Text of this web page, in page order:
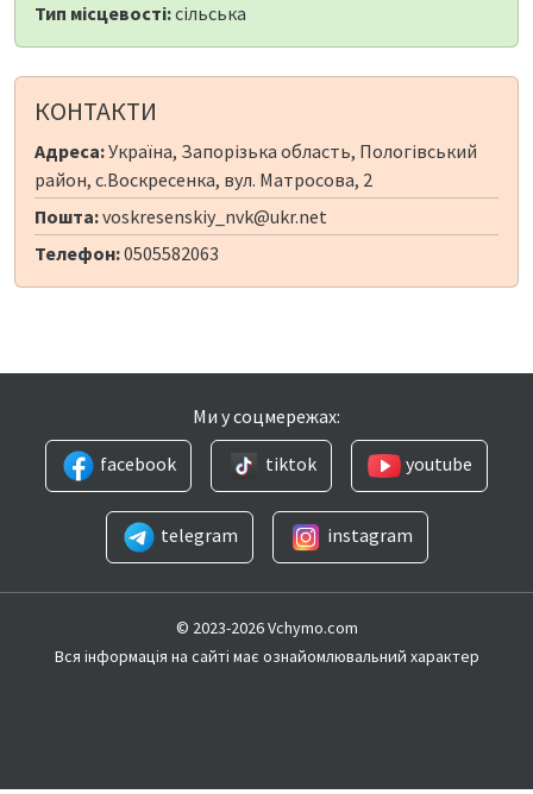
Тип місцевості:сільська
КОНТАКТИ
Адреса:Україна, Запорізька область, Пологівський
район, с.Воскресенка, вул. Матросова, 2
Пошта:voskresenskiy_nvk@ukr.net
Телефон:0505582063
Ми у соцмережах:
facebook
tiktok youtube
telegram instagram
© 2023-2026 Vchymo.com
Вся інформація на сайті має ознайомлювальний характер